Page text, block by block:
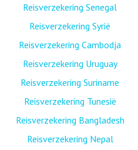
Reisverzekering Senegal
Reisverzekering Syrië
Reisverzekering Cambodja
Reisverzekering Uruguay
Reisverzekering Suriname
Reisverzekering Tunesië
Reisverzekering Bangladesh
Reisverzekering Nepal